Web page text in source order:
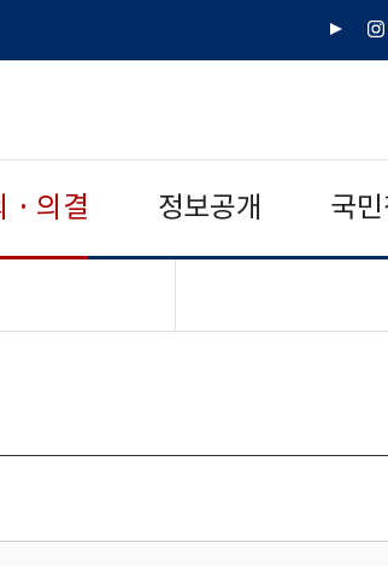
유
인
· 의결 정보공개 국